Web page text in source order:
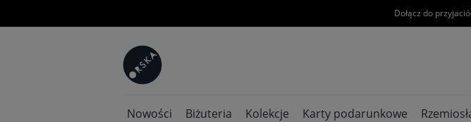
Dołącz do
Nowości Biżuteria Kolekcje Karty podarunkowe